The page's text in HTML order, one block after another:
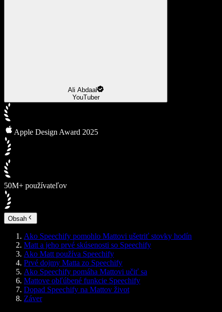
Ali Abdaal
YouTuber
Apple Design Award 2025
50M+ používateľov
Obsah
Ako Speechify pomohlo Mattovi ušetriť stovky hodín
Matt a jeho prvé skúsenosti so Speechify
Ako Matt používa Speechify
Prvé dojmy Matta zo Speechify
Ako Speechify pomáha Mattovi učiť sa
Mattove obľúbené funkcie Speechify
Dopad Speechify na Mattov život
Záver